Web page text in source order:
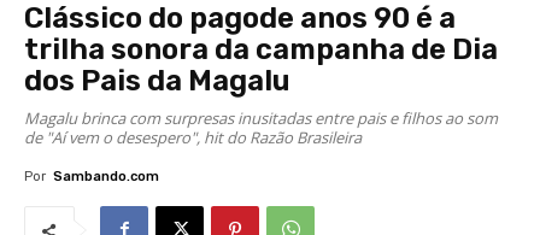
Clássico do pagode anos 90 é a
trilha sonora da campanha de Dia
dos Pais da Magalu
Magalu brinca com surpresas inusitadas entre pais e filhos ao som
de "Aí vem o desespero", hit do Razão Brasileira
Por Sambando.com